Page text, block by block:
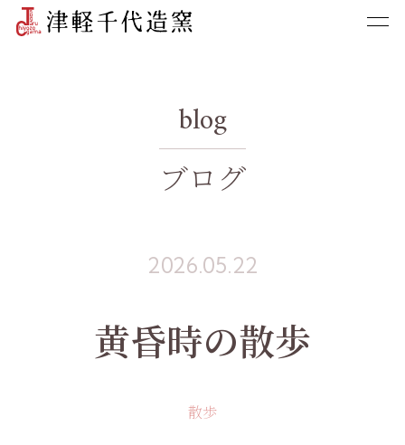
blog
ブログ
2026.05.22
黄昏時の散歩
散歩